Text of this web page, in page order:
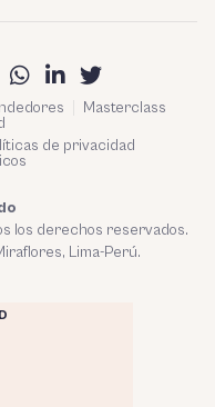
Masterclass
de privacidad
los derechos reservados.
Lima-Perú.